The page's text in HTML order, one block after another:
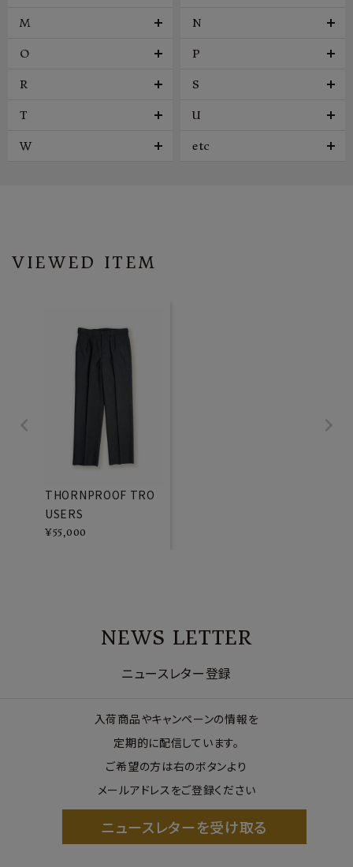
M N
O P
R S
T U
W etc
VIEWED ITEM
THORNPROOF TRO
USERS
¥55,000
NEWS LETTER
ニュースレター登録
入荷商品やキャンペーンの情報を
定期的に配信しています。
ご希望の方は右のボタンより
メールアドレスをご登録ください
ニュースレターを受け取る